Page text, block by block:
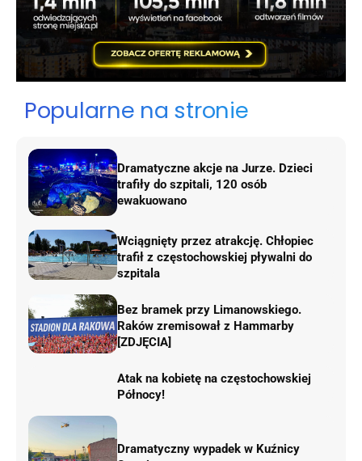
Popularne na stronie
Dramatyczne akcje na Jurze. Dzieci
trafiły do szpitali, 120 osób
ewakuowano
Wciągnięty przez atrakcję. Chłopiec
trafił z częstochowskiej pływalni do
szpitala
Bez bramek przy Limanowskiego.
Raków zremisował z Hammarby
[ZDJĘCIA]
Atak na kobietę na częstochowskiej
Północy!
Dramatyczny wypadek w Kuźnicy